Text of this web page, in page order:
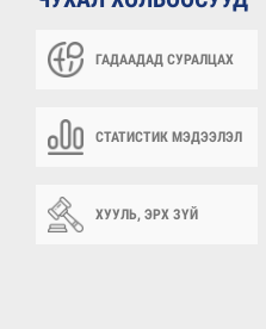
ГАДААДАД СУРАЛЦАХ
СТАТИСТИК МЭДЭЭЛЭЛ
ХУУЛЬ, ЭРХ ЗҮЙ